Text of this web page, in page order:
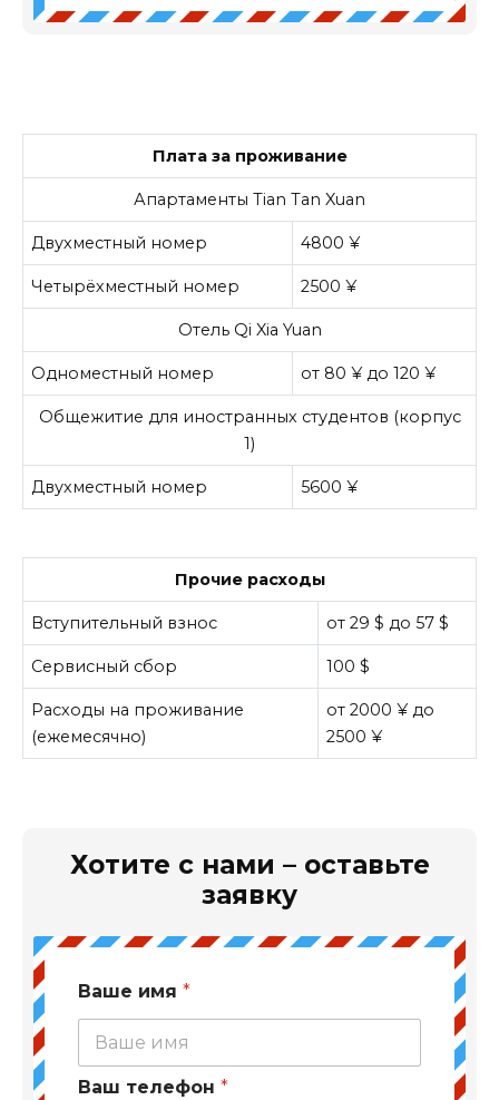
Плата за проживание
Апартаменты Tian Tan Xuan
Двухместный номер 4800 ¥
Четырёхместный номер 2500 ¥
Отель Qi Xia Yuan
Одноместный номер от 80 ¥ до 120 ¥
Общежитие для иностранных студентов (корпус
1)
Двухместный номер 5600 ¥
Прочие расходы
Вступительный взнос от 29 $ до 57 $
Сервисный сбор 100 $
Расходы на проживание
(ежемесячно)
от 2000 ¥ до
2500 ¥
Хотите с нами – оставьте
заявку
Ваше имя *
Ваш телефон *